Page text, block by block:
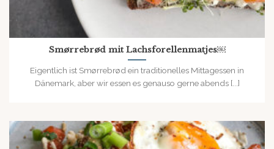
Smørrebrød mit Lachsforellenmatjes￼
Eigentlich ist Smørrebrød ein traditionelles Mittagessen in
Dänemark, aber wir essen es genauso gerne abends [...]